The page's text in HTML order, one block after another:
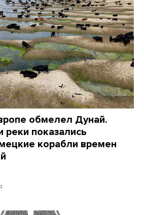
обмелел Дунай.
реки показались
корабли времен